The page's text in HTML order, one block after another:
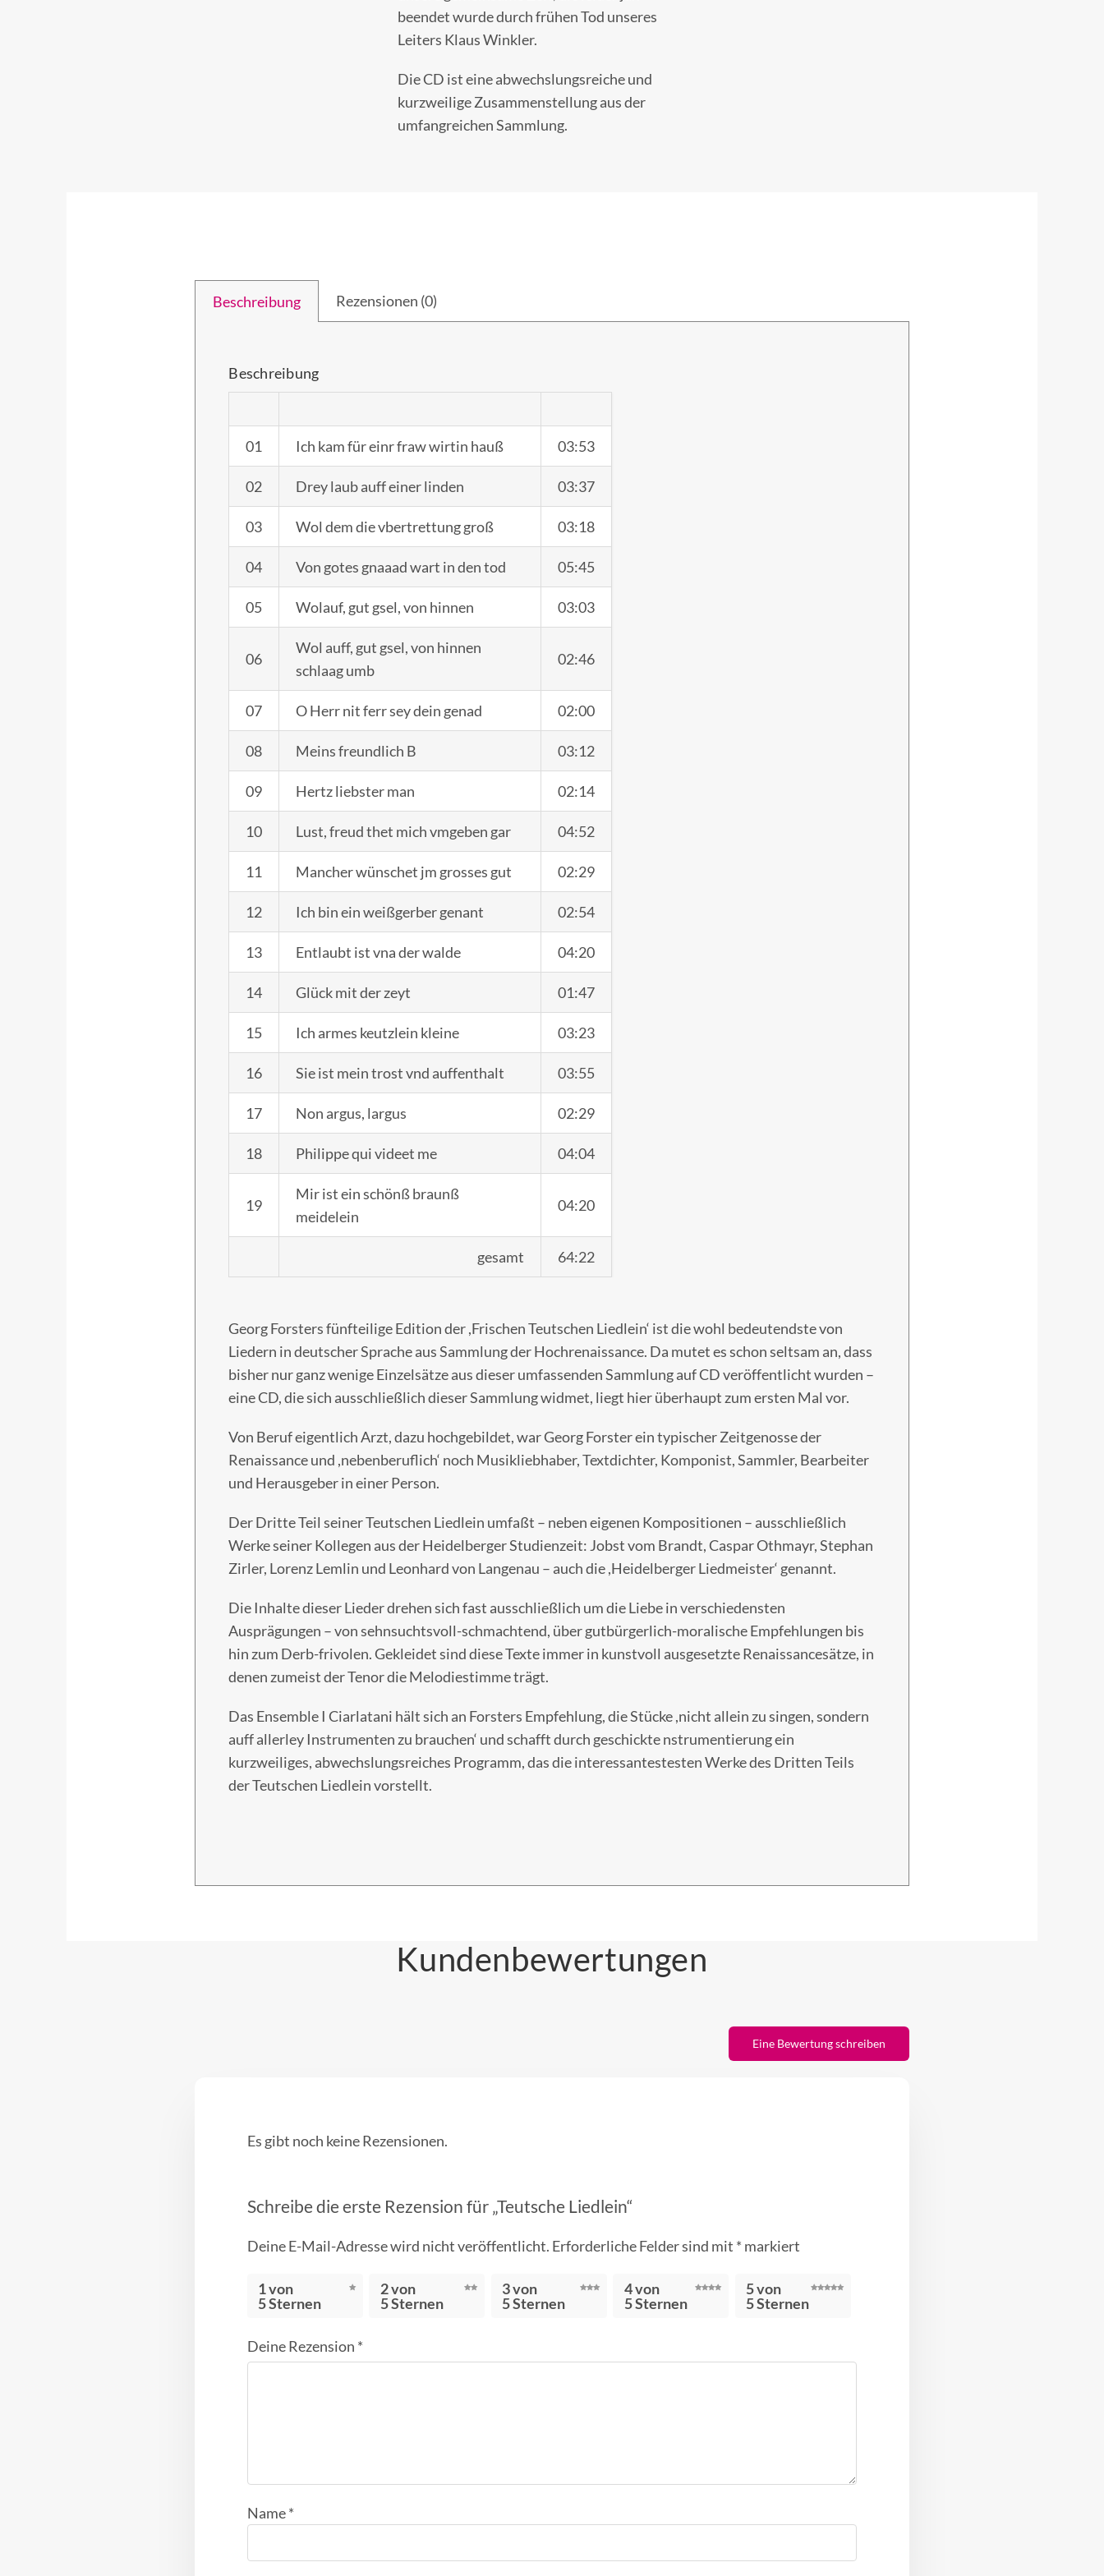
beendet wurde durch frühen Tod unseres
Leiters Klaus Winkler.
Die CD ist eine abwechslungsreiche und
kurzweilige Zusammenstellung aus der
umfangreichen Sammlung.
Beschreibung Rezensionen (0)
Beschreibung
01 Ich kam für einr fraw wirtin hauß 03:53
02 Drey laub auff einer linden 03:37
03 Wol dem die vbertrettung groß 03:18
04 Von gotes gnaaad wart in den tod 05:45
05 Wolauf, gut gsel, von hinnen 03:03
06
Wol auff, gut gsel, von hinnen
schlaag umb
02:46
07 O Herr nit ferr sey dein genad 02:00
08 Meins freundlich B 03:12
09 Hertz liebster man 02:14
10 Lust, freud thet mich vmgeben gar 04:52
11 Mancher wünschet jm grosses gut 02:29
12 Ich bin ein weißgerber genant 02:54
13 Entlaubt ist vna der walde 04:20
14 Glück mit der zeyt 01:47
15 Ich armes keutzlein kleine 03:23
16 Sie ist mein trost vnd auffenthalt 03:55
17 Non argus, largus 02:29
18 Philippe qui videet me 04:04
19
Mir ist ein schönß braunß
meidelein
04:20
gesamt 64:22
Georg Forsters fünfteilige Edition der ,Frischen Teutschen Liedlein‘ ist die wohl bedeutendste von
Liedern in deutscher Sprache aus Sammlung der Hochrenaissance. Da mutet es schon seltsam an, dass
bisher nur ganz wenige Einzelsätze aus dieser umfassenden Sammlung auf CD veröffentlicht wurden –
eine CD, die sich ausschließlich dieser Sammlung widmet, liegt hier überhaupt zum ersten Mal vor.
Von Beruf eigentlich Arzt, dazu hochgebildet, war Georg Forster ein typischer Zeitgenosse der
Renaissance und ,nebenberuflich‘ noch Musikliebhaber, Textdichter, Komponist, Sammler, Bearbeiter
und Herausgeber in einer Person.
Der Dritte Teil seiner Teutschen Liedlein umfaßt – neben eigenen Kompositionen – ausschließlich
Werke seiner Kollegen aus der Heidelberger Studienzeit: Jobst vom Brandt, Caspar Othmayr, Stephan
Zirler, Lorenz Lemlin und Leonhard von Langenau – auch die ,Heidelberger Liedmeister‘ genannt.
Die Inhalte dieser Lieder drehen sich fast ausschließlich um die Liebe in verschiedensten
Ausprägungen – von sehnsuchtsvoll-schmachtend, über gutbürgerlich-moralische Empfehlungen bis
hin zum Derb-frivolen. Gekleidet sind diese Texte immer in kunstvoll ausgesetzte Renaissancesätze, in
denen zumeist der Tenor die Melodiestimme trägt.
Das Ensemble I Ciarlatani hält sich an Forsters Empfehlung, die Stücke ,nicht allein zu singen, sondern
auff allerley Instrumenten zu brauchen‘ und schafft durch geschickte nstrumentierung ein
kurzweiliges, abwechslungsreiches Programm, das die interessantestesten Werke des Dritten Teils
der Teutschen Liedlein vorstellt.
Kundenbewertungen
Eine Bewertung schreiben
Es gibt noch keine Rezensionen.
Schreibe die erste Rezension für „Teutsche Liedlein“
Deine E-Mail-Adresse wird nicht veröffentlicht. Erforderliche Felder sind mit * markiert
1 von
5 Sternen
2 von
5 Sternen
3 von
5 Sternen
4 von
5 Sternen
5 von
5 Sternen
Deine Rezension *
Name*